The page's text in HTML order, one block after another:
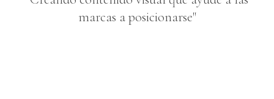
marcas a posicionarse"